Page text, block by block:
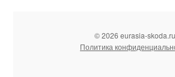
© 2026 eurasia-skoda.ru
Политика